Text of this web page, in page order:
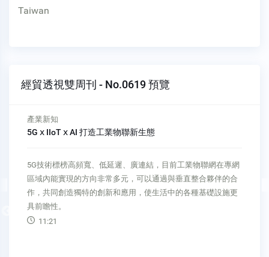
Taiwan
經貿透視雙周刊 - No.0619 預覽
Previous
中東市場
第一季實質GDP成長3.9％ 沙烏地經濟逐年成長
中東市場 Middle East Market第一季實質GDP成長3.9％ 沙烏地
經濟逐年成長文▓駐沙烏地阿拉伯王國台北經濟文化代表處經
濟組圖▓達志影像據媒體引用沙烏地統計總局（GASTAT）最新
統計報導，2023年第一季沙烏地實質GDP較2022年同期成長
3.9％，是連續第八季成長，其中，非石油產